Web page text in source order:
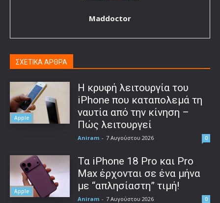
Maddoctor
ΣΧΕΤΙΚΑ ΑΡΘΡΑ
Apple
Η κρυφή λειτουργία του
iPhone που καταπολεμά τη
ναυτία από την κίνηση –
Πώς λειτουργεί
Aniram - 7 Αυγούστου 2026 0
Apple
Τα iPhone 18 Pro και Pro
Max έρχονται σε ένα μήνα
με “απλησίαστη” τιμή!
Aniram - 7 Αυγούστου 2026 0